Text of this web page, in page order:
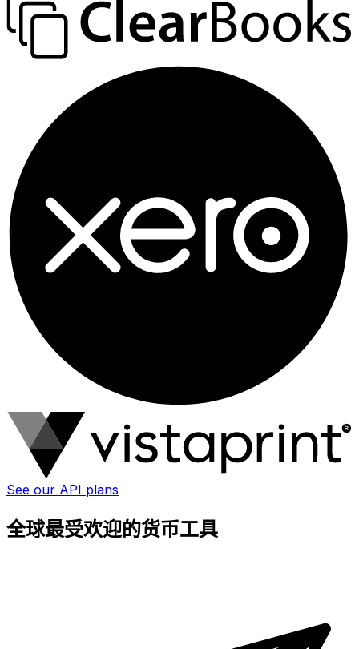
See our API plans
全球最受欢迎的货币工具